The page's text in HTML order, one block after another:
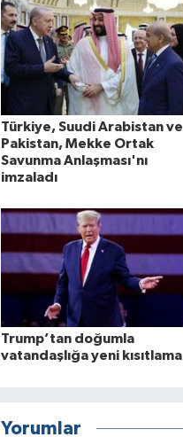
Türkiye, Suudi Arabistan ve
Pakistan, Mekke Ortak
Savunma Anlaşması'nı
imzaladı
Trump’tan doğumla
vatandaşlığa yeni kısıtlama
Yorumlar